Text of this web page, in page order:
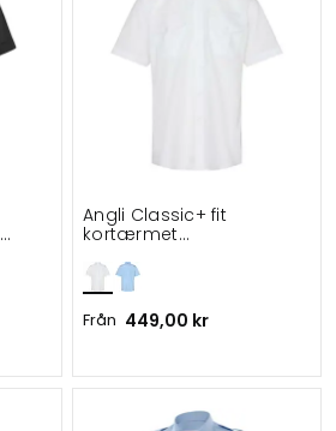
Angli Classic+ fit
kortærmet
Från 449,00 kr